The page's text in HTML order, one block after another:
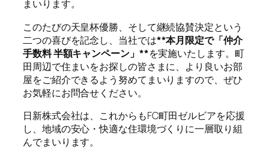
まいります。
このたびの天皇杯優勝、そして継続協賛決定という
二つの喜びを記念し、当社では**本月限定で「仲介
手数料 半額キャンペーン」**を実施いたします。町
田周辺で住まいをお探しの皆さまに、より良いお部
屋をご紹介できるよう努めてまいりますので、ぜひ
お気軽にお問合せください。
日新株式会社は、これからもFC町田ゼルビアを応援
し、地域の安心・快適な住環境づくりに一層取り組
んでまいります。